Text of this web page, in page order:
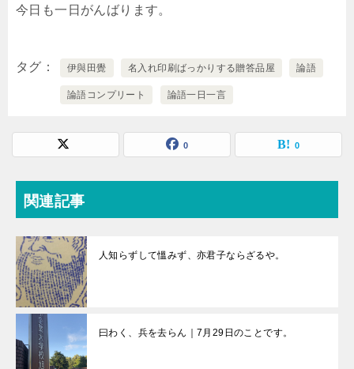
今日も一日がんばります。
タグ 伊與田覺 名入れ印刷ばっかりする贈答品屋 論語
論語コンプリート 論語一日一言
0 0
関連記事
人知らずして慍みず、亦君子ならざるや。
曰わく、兵を去らん｜7月29日のことです。